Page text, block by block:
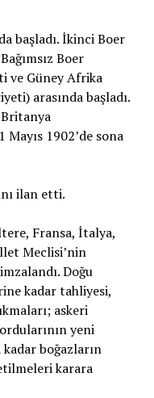
başladı. İkinci Boer
Boer
ve Güney Afrika
arasında başladı.
Britanya
1902’de sona
ilan etti.
Fransa, İtalya,
Meclisi’nin
Doğu
kadar tahliyesi,
askeri
yeni
kadar boğazların
karara